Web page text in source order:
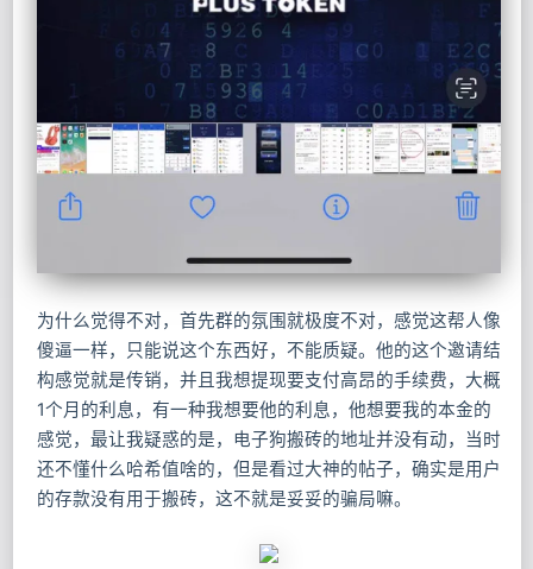
为什么觉得不对，首先群的氛围就极度不对，感觉这帮人像
傻逼一样，只能说这个东西好，不能质疑。他的这个邀请结
构感觉就是传销，并且我想提现要支付高昂的手续费，大概
1个月的利息，有一种我想要他的利息，他想要我的本金的
感觉，最让我疑惑的是，电子狗搬砖的地址并没有动，当时
还不懂什么哈希值啥的，但是看过大神的帖子，确实是用户
的存款没有用于搬砖，这不就是妥妥的骗局嘛。